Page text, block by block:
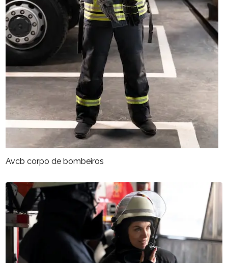
Avcb corpo de bombeiros